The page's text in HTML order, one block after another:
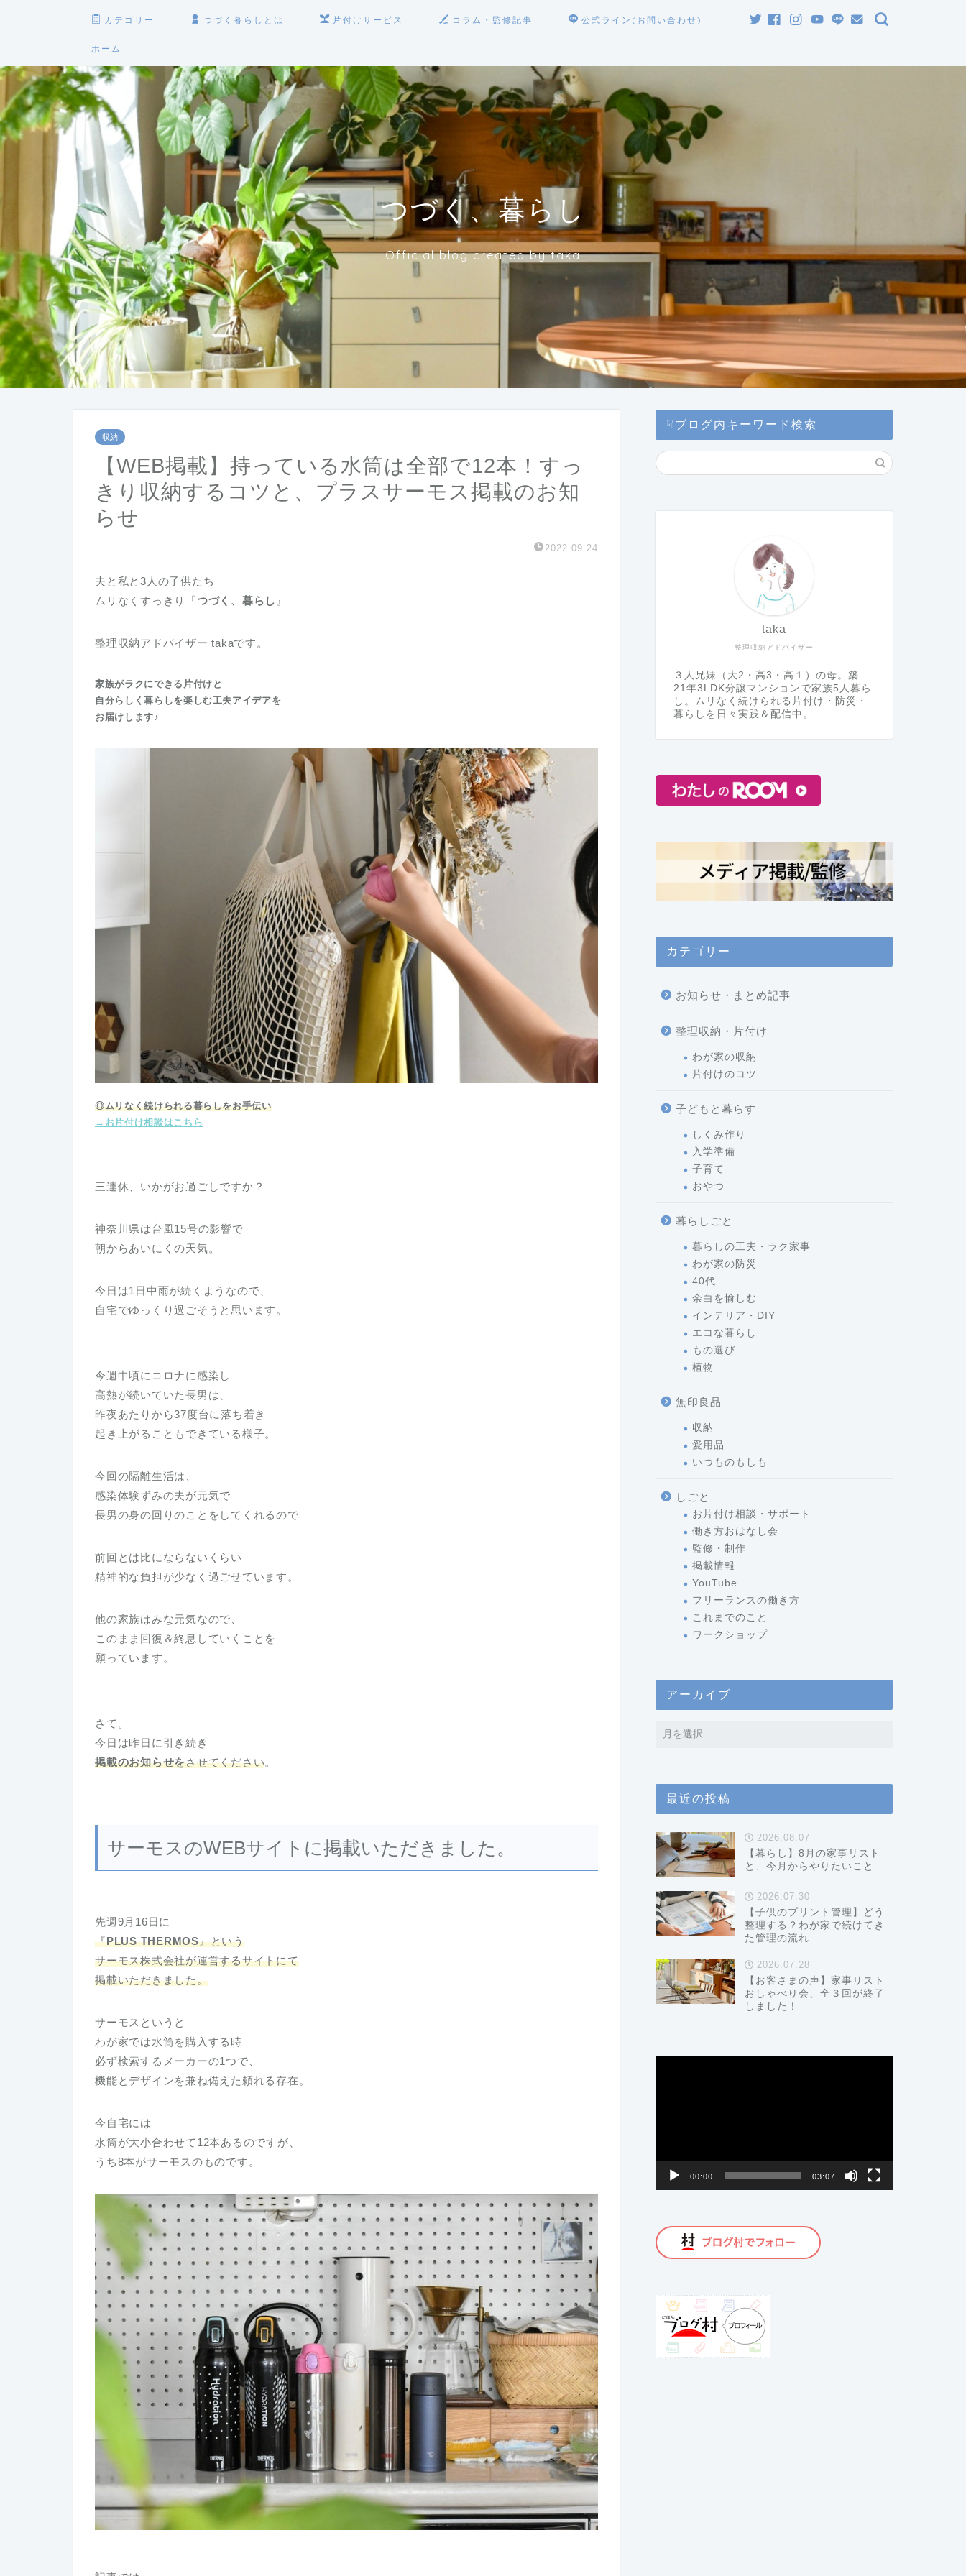
カテゴリー つづく暮らしとは 片付けサービス コラム・監修記事 公式ライン(お問い合わせ)
ホーム
つづく、暮らし
Official blog created by taka
収納
【WEB掲載】持っている水筒は全部で12本！すっ
きり収納するコツと、プラスサーモス掲載のお知
らせ
2022.09.24
夫と私と3人の子供たち
ムリなくすっきり『つづく、暮らし 』
整理収納アドバイザー takaです。
家族がラクにできる片付けと
自分らしく暮らしを楽しむ工夫アイデアを
お届けします♪
◎ムリなく続けられる暮らしをお手伝い
→お片付け相談はこちら
三連休、いかがお過ごしですか？
神奈川県は台風15号の影響で
朝からあいにくの天気。
今日は1日中雨が続くようなので、
自宅でゆっくり過ごそうと思います。
今週中頃にコロナに感染し
高熱が続いていた長男は、
昨夜あたりから37度台に落ち着き
起き上がることもできている様子。
今回の隔離生活は、
感染体験ずみの夫が元気で
長男の身の回りのことをしてくれるので
前回とは比にならないくらい
精神的な負担が少なく過ごせています。
他の家族はみな元気なので、
このまま回復＆終息していくことを
願っています。
さて。
今日は昨日に引き続き
掲載のお知らせをさせてください。
サーモスのWEBサイトに掲載いただきました。
先週9月16日に
『PLUS THERMOS』という
サーモス株式会社が運営するサイトにて
掲載いただきました。
サーモスというと
わが家では水筒を購入する時
必ず検索するメーカーの1つで、
機能とデザインを兼ね備えた頼れる存在。
今自宅には
水筒が大小合わせて12本あるのですが、
うち8本がサーモスのものです。
☟ブログ内キーワード検索
整理収納アドバイザー
taka
３人兄妹（大2・高3・高１）の母。築
21年3LDK分譲マンションで家族5人暮ら
し。ムリなく続けられる片付け・防災・
暮らしを日々実践＆配信中。
カテゴリー
お知らせ・まとめ記事
整理収納・片付け
わが家の収納
片付けのコツ
子どもと暮らす
しくみ作り
入学準備
子育て
おやつ
暮らしごと
暮らしの工夫・ラク家事
わが家の防災
40代
余白を愉しむ
インテリア・DIY
エコな暮らし
もの選び
植物
無印良品
収納
愛用品
いつものもしも
しごと
お片付け相談・サポート
働き方おはなし会
監修・制作
掲載情報
YouTube
フリーランスの働き方
これまでのこと
ワークショップ
アーカイブ
最近の投稿
2026.08.07
【暮らし】8月の家事リスト
と、今月からやりたいこと
2026.07.30
【子供のプリント管理】どう
整理する？わが家で続けてき
た管理の流れ
2026.07.28
【お客さまの声】家事リスト
おしゃべり会、全３回が終了
しました！
00:00 03:07